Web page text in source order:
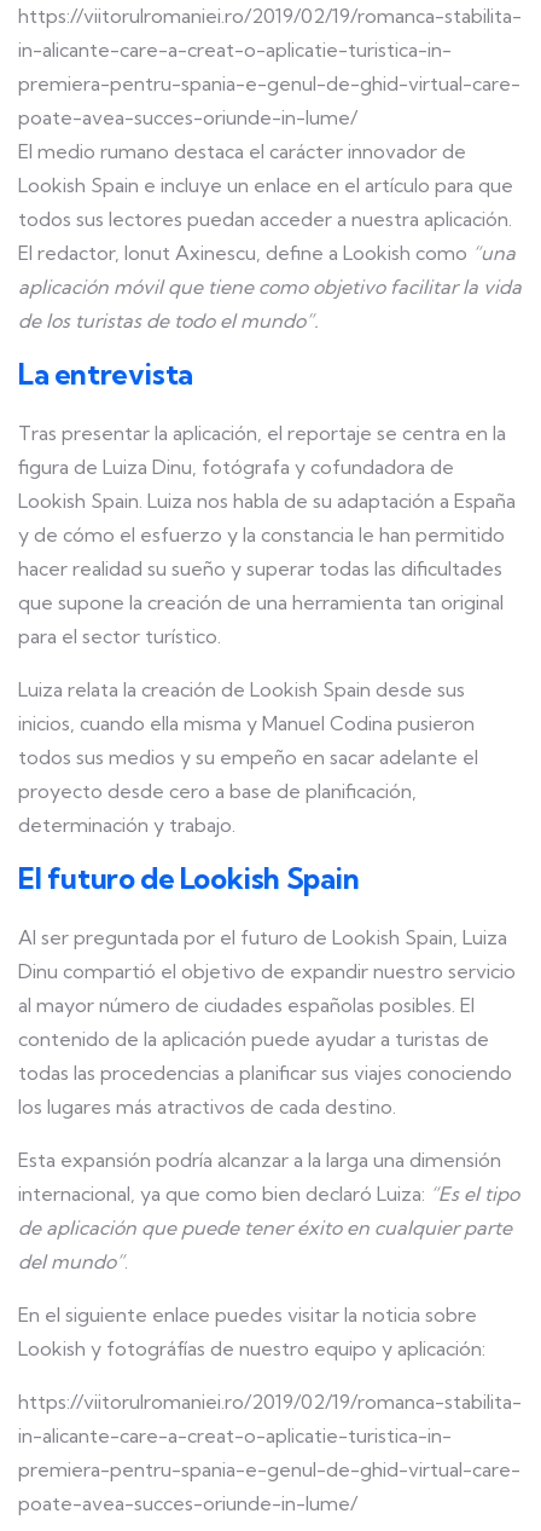
https://viitorulromaniei.ro/2019/02/19/romanca-stabilita-
in-alicante-care-a-creat-o-aplicatie-turistica-in-
premiera-pentru-spania-e-genul-de-ghid-virtual-care-
poate-avea-succes-oriunde-in-lume/
El medio rumano destaca el carácter innovador de
Lookish Spain e incluye un enlace en el artículo para que
todos sus lectores puedan acceder a nuestra aplicación.
El redactor, lonut Axinescu, define a Lookish como “una
aplicación móvil que tiene como objetivo facilitar la vida
de los turistas de todo el mundo”.
La entrevista
Tras presentar la aplicación, el reportaje se centra en la
figura de Luiza Dinu, fotógrafa y cofundadora de
Lookish Spain. Luiza nos habla de su adaptación a España
y de cómo el esfuerzo y la constancia le han permitido
hacer realidad su sueño y superar todas las dificultades
que supone la creación de una herramienta tan original
para el sector turístico.
Luiza relata la creación de Lookish Spain desde sus
inicios, cuando ella misma y Manuel Codina pusieron
todos sus medios y su empeño en sacar adelante el
proyecto desde cero a base de planificación,
determinación y trabajo.
El futuro de Lookish Spain
Al ser preguntada por el futuro de Lookish Spain, Luiza
Dinu compartió el objetivo de expandir nuestro servicio
al mayor número de ciudades españolas posibles. El
contenido de la aplicación puede ayudar a turistas de
todas las procedencias a planificar sus viajes conociendo
los lugares más atractivos de cada destino.
Esta expansión podría alcanzar a la larga una dimensión
internacional, ya que como bien declaró Luiza: “Es el tipo
de aplicación que puede tener éxito en cualquier parte
del mundo”.
En el siguiente enlace puedes visitar la noticia sobre
Lookish y fotográfías de nuestro equipo y aplicación:
https://viitorulromaniei.ro/2019/02/19/romanca-stabilita-
in-alicante-care-a-creat-o-aplicatie-turistica-in-
premiera-pentru-spania-e-genul-de-ghid-virtual-care-
poate-avea-succes-oriunde-in-lume/